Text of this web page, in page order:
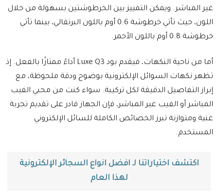
غير المباشر. ويمكن التمييز بين الخرطوشتين بسهولة من خلال
اللون، حيث تأتي خرطوشة 0.6 أوم باللون البرتقالي، بينما تأتي
خرطوشة 0.8 أوم باللون الأحمر.
أما من ناحية النكهات، فيقدم بود Luxe Q3 أداءً ممتازًا بالفعل. إذ
تظهر نكهات السوائل الإلكترونية بوضوح ودقة ملحوظة، مع
إبراز التفاصيل الدقيقة لكل تركيبة. سواء كنت من محبي الفيب
المباشر أو الفيب غير المباشر، فإن الجهاز قادر على تقديم تجربة
غنية ومتوازنة تبرز الخصائص الكاملة للسائل الإلكتروني
المستخدم.
اكتشف اختياراتنا لـ افضل انواع السجائر الإلكترونية
لهذا العام